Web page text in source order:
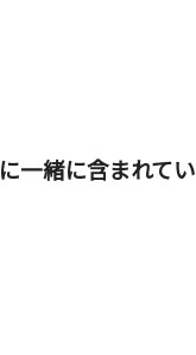
一緒に含まれて